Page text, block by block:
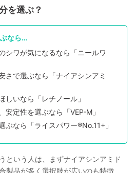
を選ぶ？
なら…
シワが気になるなら「ニールワ
さで選ぶなら「ナイアシンアミ
しいなら「レチノール」
安定性を選ぶなら「VEP-M」
ぶなら「ライスパワー®No.11+」
という人は、まずナイアシンアミド
製品が多く選択肢が広いのも特徴